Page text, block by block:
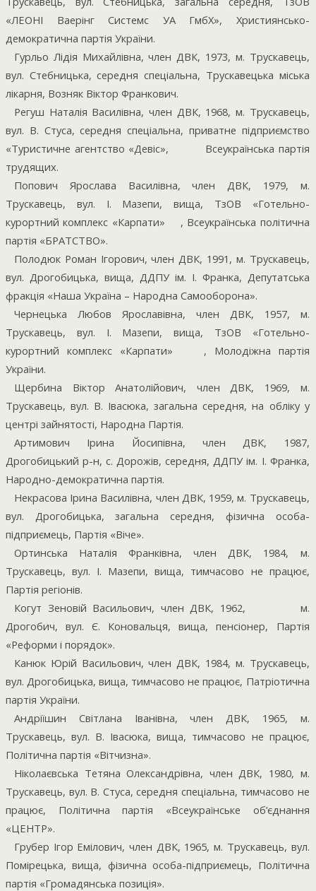
«ЛЕОНІ Ваерінг Системс УА ГмбХ», Християнсько-
демократична партія України.
Гурльо Лідія Михайлівна, член ДВК, 1973, м. Трускавець,
вул. Стебницька, середня спеціальна, Трускавецька міська
лікарня, Возняк Віктор Франкович.
Регуш Наталія Василівна, член ДВК, 1968, м. Трускавець,
вул. В. Стуса, середня спеціальна, приватне підприємство
«Туристичне агентство «Девіс»,
Всеукраїнська партія
трудящих.
Попович Ярослава Василівна, член ДВК, 1979, м.
Трускавець, вул. І. Мазепи, вища, ТзОВ «Готельно-
курортний комплекс «Карпати»
, Всеукраїнська політична
партія «БРАТСТВО».
Полодюк Роман Ігорович, член ДВК, 1991, м. Трускавець,
вул. Дрогобицька, вища, ДДПУ ім. І. Франка, Депутатська
фракція «Наша Україна – Народна Самооборона».
Чернецька Любов Ярославівна, член ДВК, 1957, м.
Трускавець, вул. І. Мазепи, вища, ТзОВ «Готельно-
курортний комплекс «Карпати»
, Молодіжна партія
України.
Щербина Віктор Анатолійович, член ДВК, 1969, м.
Трускавець, вул. В. Івасюка, загальна середня, на обліку у
центрі зайнятості, Народна Партія.
Артимович Ірина Йосипівна, член ДВК, 1987,
Дрогобицький р-н, с. Дорожів, середня, ДДПУ ім. І. Франка,
Народно-демократична партія.
Некрасова Ірина Василівна, член ДВК, 1959, м. Трускавець,
вул. Дрогобицька, загальна середня, фізична особа-
підприємець, Партія «Віче».
Ортинська Наталія Франківна, член ДВК, 1984, м.
Трускавець, вул. І. Мазепи, вища, тимчасово не працює,
Партія регіонів.
Когут Зеновій Васильович, член ДВК, 1962,
м.
Дрогобич, вул. Є. Коновальця, вища, пенсіонер, Партія
«Реформи і порядок».
Канюк Юрій Васильович, член ДВК, 1984, м. Трускавець,
вул. Дрогобицька, вища, тимчасово не працює, Патріотична
партія України.
Андріїшин Світлана Іванівна, член ДВК, 1965, м.
Трускавець, вул. В. Івасюка, вища, тимчасово не працює,
Політична партія «Вітчизна».
Ніколаєвська Тетяна Олександрівна, член ДВК, 1980, м.
Трускавець, вул. В. Стуса, середня спеціальна, тимчасово не
працює, Політична партія «Всеукраїнське об’єднання
«ЦЕНТР».
Грубер Ігор Емілович, член ДВК, 1965, м. Трускавець, вул.
Помірецька, вища, фізична особа-підприємець, Політична
партія «Громадянська позиція».